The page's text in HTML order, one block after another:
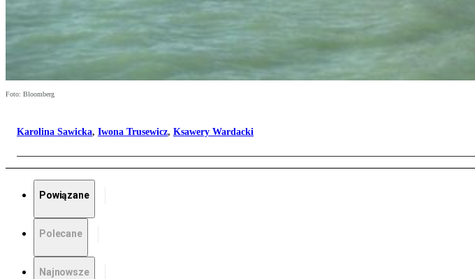
Foto: Bloomberg
Karolina Sawicka, Iwona Trusewicz, Ksawery Wardacki
Powiązane
Polecane
Najnowsze